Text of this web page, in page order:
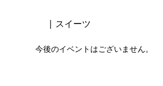
| スイーツ
今後のイベントはございません。